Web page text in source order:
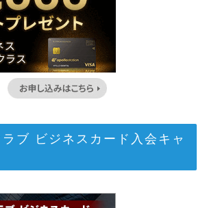
ブ ビジネスカード入会キャ